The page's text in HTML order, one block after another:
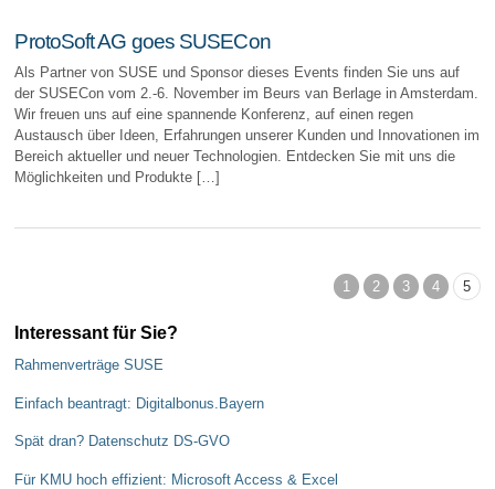
ProtoSoft AG goes SUSECon
Als Partner von SUSE und Sponsor dieses Events finden Sie uns auf
der SUSECon vom 2.-6. November im Beurs van Berlage in Amsterdam.
Wir freuen uns auf eine spannende Konferenz, auf einen regen
Austausch über Ideen, Erfahrungen unserer Kunden und Innovationen im
Bereich aktueller und neuer Technologien. Entdecken Sie mit uns die
Möglichkeiten und Produkte […]
1 2 3 4 5
Interessant für Sie?
Rahmenverträge SUSE
Einfach beantragt: Digitalbonus.Bayern
Spät dran? Datenschutz DS-GVO
Für KMU hoch effizient: Microsoft Access & Excel